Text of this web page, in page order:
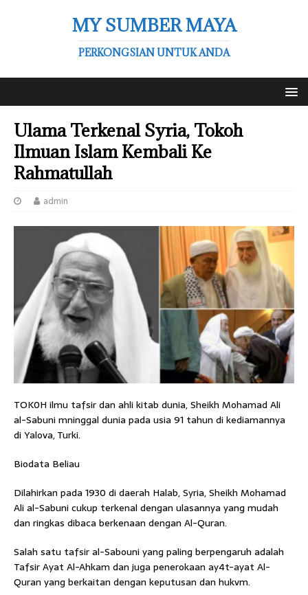
MY SUMBER MAYA
PERKONGSIAN UNTUK ANDA
Ulama Terkenal Syria, Tokoh
Ilmuan Islam Kembali Ke
Rahmatullah
admin
TOK0H ilmu tafsir dan ahli kitab dunia, Sheikh Mohamad Ali
al-Sabuni mninggal dunia pada usia 91 tahun di kediamannya
di Yalova, Turki.
Biodata Beliau
Dilahirkan pada 1930 di daerah Halab, Syria, Sheikh Mohamad
Ali al-Sabuni cukup terkenal dengan ulasannya yang mudah
dan ringkas dibaca berkenaan dengan Al-Quran.
Salah satu tafsir al-Sabouni yang paling berpengaruh adalah
Tafsir Ayat Al-Ahkam dan juga penerokaan ay4t-ayat Al-
Quran yang berkaitan dengan keputusan dan hukvm.